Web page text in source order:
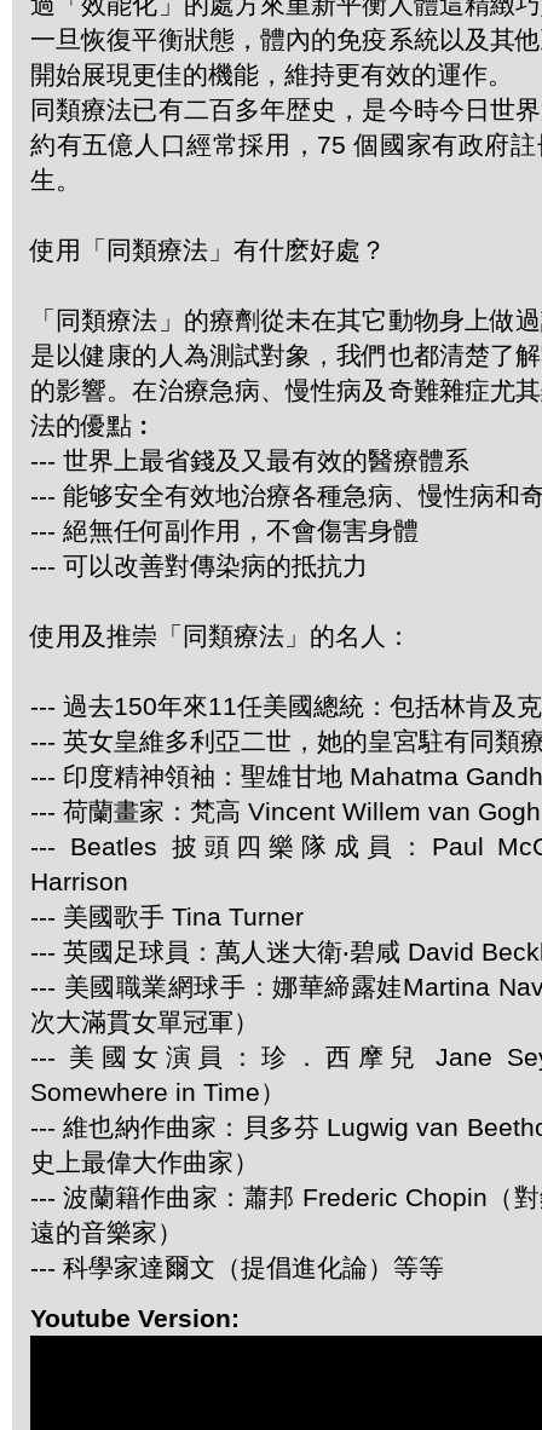
一旦恢復平衡狀態，體內的免疫系統以及其
開始展現更佳的機能，維持更有效的運作。
同類療法已有二百多年歴史，是今時今日世
約有五億人口經常採用，75 個國家有政府
生。
使用「同類療法」有什麽好處？
「同類療法」的療劑從未在其它動物身上做
是以健康的人為測試對象，我們也都清楚了
的影響。在治療急病、慢性病及奇難雜症尤
法的優點︰
--- 世界上最省錢及又最有效的醫療體系
--- 能够安全有效地治療各種急病、慢性病和
--- 絕無任何副作用，不會傷害身體
--- 可以改善對傳染病的抵抗力
使用及推崇「同類療法」的名人：
--- 過去150年來11任美國總統：包括林肯及
--- 英女皇維多利亞二世，她的皇宮駐有同類
--- 印度精神領袖：聖雄甘地 Mahatma
--- 荷蘭畫家：梵高 Vincent Willem van Gogh
--- Beatles 披頭四樂隊成員：Paul
Harrison
--- 美國歌手 Tina Turner
--- 英國足球員：萬人迷大衛‧碧咸 David
--- 美國職業網球手：娜華締露娃Martina
次大滿貫女單冠軍）
--- 美國女演員：珍．西摩兒 Jane
Somewhere in Time）
--- 維也納作曲家：貝多芬 Lugwig van
史上最偉大作曲家）
--- 波蘭籍作曲家：蕭邦 Frederic Chopin（
遠的音樂家）
--- 科學家達爾文（提倡進化論）等等
Youtube Version: